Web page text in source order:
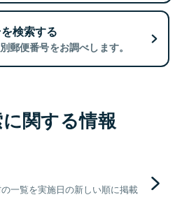
検索する
郵便番号をお調べします。
関する情報
一覧を実施日の新しい順に掲載